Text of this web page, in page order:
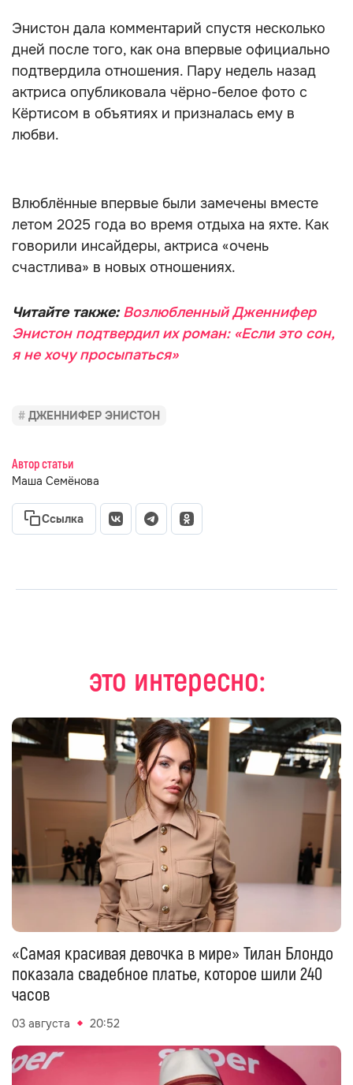
Энистон дала комментарий спустя несколько
дней после того, как она впервые официально
подтвердила отношения. Пару недель назад
актриса опубликовала чёрно-белое фото с
Кёртисом в объятиях и призналась ему в
любви.
Влюблённые впервые были замечены вместе
летом 2025 года во время отдыха на яхте. Как
говорили инсайдеры, актриса «очень
счастлива» в новых отношениях.
Читайте также: Возлюбленный Дженнифер
Энистон подтвердил их роман: «Если это сон,
я не хочу просыпаться»
ДЖЕННИФЕР ЭНИСТОН
Автор статьи
Маша Семёнова
Ссылка
это интересно:
«Самая красивая девочка в мире» Тилан Блондо
показала свадебное платье, которое шили 240
часов
03 августа 20:52